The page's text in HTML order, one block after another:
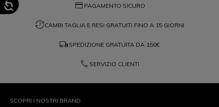
credit_card PAGAMENTO SICURO
question_exchangeCAMBI TAGLIA E RESI GRATUITI FINO A 15 GIORNI
local_shipping SPEDIZIONE GRATUITA DA 150€
phone SERVIZIO CLIENTI
SCOPRI I NOSTRI BRAND